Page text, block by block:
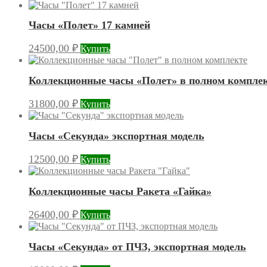
Часы «Полет» 17 камней
24500,00 ₽ Купить
Коллекционные часы «Полет» в полном
31800,00 ₽ Купить
Часы «Секунда» экспортная модель
12500,00 ₽ Купить
Коллекционные часы Ракета «Гайка»
26400,00 ₽ Купить
Часы «Секунда» от ПЧЗ, экспортная модель